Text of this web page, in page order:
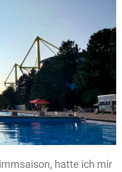
hatte ich mir